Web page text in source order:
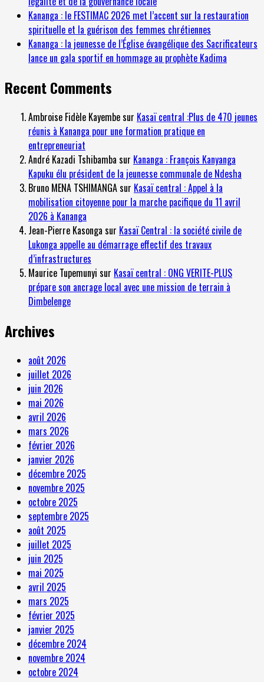
Kananga : le FESTIMAC 2026 met l’accent sur la restauration
spirituelle et la guérison des femmes chrétiennes
Kananga : la jeunesse de l’Église évangélique des Sacrificateurs
lance un gala sportif en hommage au prophète Kadima
Recent Comments
Ambroise Fidèle Kayembesur Kasaï central :Plus de 470 jeunes
réunis à Kananga pour une formation pratique en
entrepreneuriat
André Kazadi Tshibamba sur Kananga : François Kanyanga
Kapuku élu président de la jeunesse communale de Ndesha
Bruno MENA TSHIMANGAsur Kasaï central : Appel à la
mobilisation citoyenne pour la marche pacifique du 11 avril
2026 à Kananga
Jean-Pierre Kasonga sur Kasaï Central : la société civile de
Lukonga appelle au démarrage effectif des travaux
d’infrastructures
Maurice Tupemunyi sur Kasaï central : ONG VERITE-PLUS
prépare son ancrage local avec une mission de terrain à
Dimbelenge
Archives
août 2026
juillet 2026
juin 2026
mai 2026
avril 2026
mars 2026
février 2026
janvier 2026
décembre 2025
novembre 2025
octobre 2025
septembre 2025
août 2025
juillet 2025
juin 2025
mai 2025
avril 2025
mars 2025
février 2025
janvier 2025
décembre 2024
novembre 2024
octobre 2024